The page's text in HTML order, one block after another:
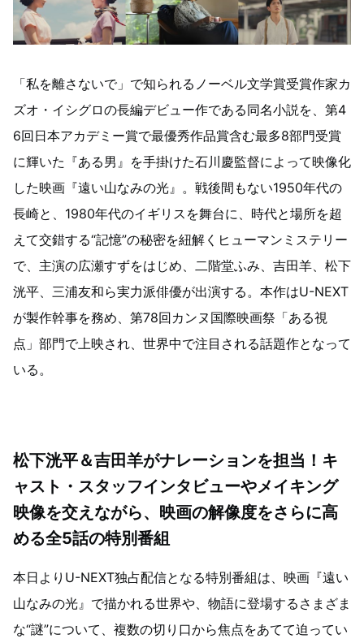
「私を離さないで」で知られるノーベル文学賞受賞作家カ
ズオ・イシグロの長編デビュー作である同名小説を、第4
6回日本アカデミー賞で最優秀作品賞含む最多8部門受賞
に輝いた『ある男』を手掛けた石川慶監督によって映像化
した映画『遠い山なみの光』。戦後間もない1950年代の
長崎と、1980年代のイギリスを舞台に、時代と場所を超
えて交錯する“記憶”の秘密を紐解くヒューマンミステリー
で、主演の広瀬すずをはじめ、二階堂ふみ、吉田羊、松下
洸平、三浦友和ら実力派俳優が出演する。本作はU-NEXT
が製作幹事を務め、第78回カンヌ国際映画祭「ある視
点」部門で上映され、世界中で注目される話題作となって
いる。
松下洸平＆吉田羊がナレーションを担当！キ
ャスト・スタッフインタビューやメイキング
映像を交えながら、映画の解像度をさらに高
める全5話の特別番組
本日よりU-NEXT独占配信となる特別番組は、映画『遠い
山なみの光』で描かれる世界や、物語に登場するさまざま
な“謎”について、複数の切り口から焦点をあてて迫ってい